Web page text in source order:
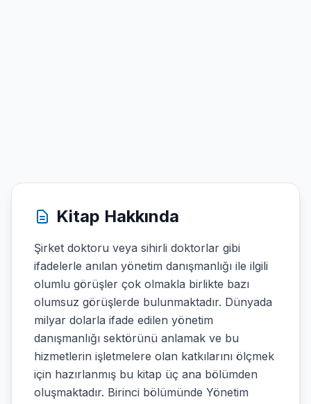
Kitap Hakkında
Şirket doktoru veya sihirli doktorlar gibi
ifadelerle anılan yönetim danışmanlığı ile ilgili
olumlu görüşler çok olmakla birlikte bazı
olumsuz görüşlerde bulunmaktadır. Dünyada
milyar dolarla ifade edilen yönetim
danışmanlığı sektörünü anlamak ve bu
hizmetlerin işletmelere olan katkılarını ölçmek
için hazırlanmış bu kitap üç ana bölümden
oluşmaktadır. Birinci bölümünde Yönetim